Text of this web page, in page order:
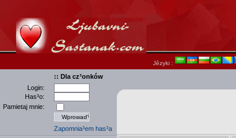
Jêzyki :
:: Dla cz³onków
Login:
Has³o:
Pamietaj mnie:
Zapomnia³em has³a